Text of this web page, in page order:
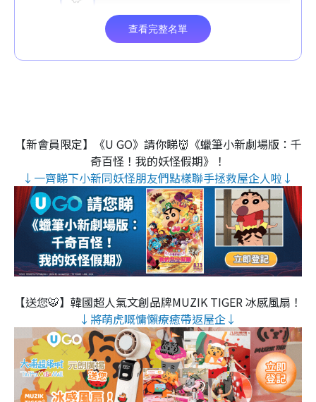
【新會員限定】《U GO》請你睇👹《蠟筆小新劇場版：千
奇百怪！我的妖怪假期》！
↓一齊睇下小新同妖怪朋友們點樣聯手拯救屋企人啦↓
【送您🐯】韓國超人氣文創品牌MUZIK TIGER 冰感風扇！
↓將萌虎嘅慵懶療癒帶返屋企↓